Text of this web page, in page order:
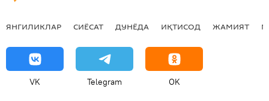
ЯНГИЛИКЛАР СИЁСАТ ДУНЁДА ИҚТИСОД ЖАМИЯТ
VK Telegram OK